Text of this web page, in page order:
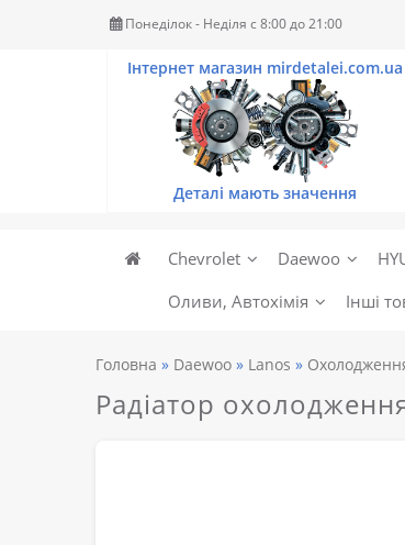
Понеділок - Неділя c 8:00 до 21:00
Chevrolet Daewoo
Оливи, Автохімія
Інші
Головна Daewoo Lanos
Радіатор